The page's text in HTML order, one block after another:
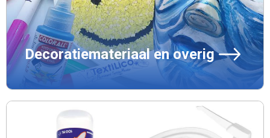
Decoratiemateriaal en overig